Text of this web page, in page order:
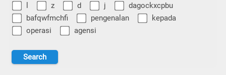
z d j
dagockxcpbu
bafqwfmchfi
pengenalan
kepada
operasi
agensi